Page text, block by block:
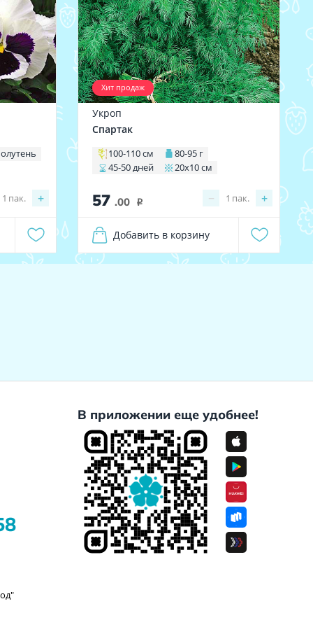
+
1 пак.
Хит продаж
Укроп
Спартак
100-110 см
80-95 г
45-50 дней
20х10 см
57 .00 i − +
1 пак.
Добавить в корзину
В приложении еще удобнее!